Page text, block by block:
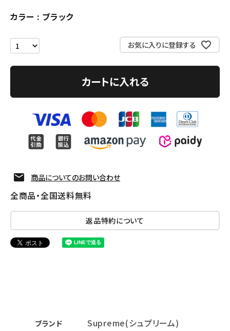
Follow us
カラー ブラック
お気に入りに登録する
カートに入れる
商品についてのお問い合わせ
全商品・全国送料無料
返品特約について
ブランド Supreme(シュプリーム)